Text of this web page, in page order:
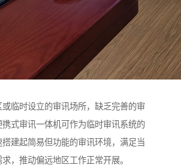
临时设立的审讯场所，缺乏完善的审
式审讯一体机可作为临时审讯系统的
建起简易但功能的审讯环境，满足当
，推动偏远地区工作正常开展。​